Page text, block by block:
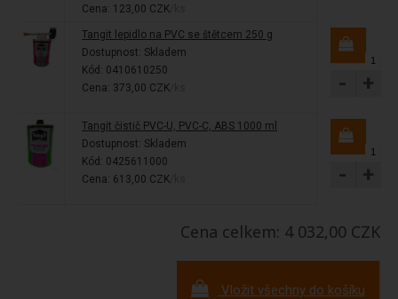
Cena: 123,00 CZK
Tangit lepidlo na PVC se štětcem 250 g
Dostupnost: Skladem
Kód: 0410610250
Cena: 373,00 CZK
- +
Tangit čistič PVC-U, PVC-C, ABS 1000 ml
Dostupnost: Skladem
Kód: 0425611000
Cena: 613,00 CZK
- +
Cena celkem: 4 032,00 CZK
Vložit všechny do košíku